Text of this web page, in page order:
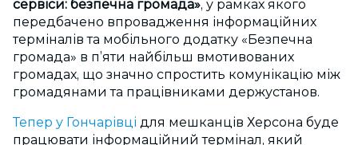
сервіси: безпечна громада», у рамках якого
передбачено впровадження інформаційних
терміналів та мобільного додатку «Безпечна
громада» в п’яти найбільш вмотивованих
громадах, що значно спростить комунікацію між
громадянами та працівниками держустанов.
Тепер у Гончарівці для мешканців Херсона буде
працювати інформаційний термінал, який